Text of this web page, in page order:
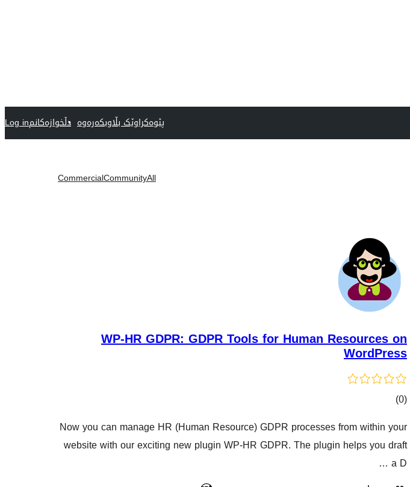
پێوەکراوێک بڵاوبکەرەوە دڵخوازەکانمLog in
All
Community
Commercial
WP-HR GDPR: GDPR Tools for Human Resources on
WordPress
(0 کۆی
هەڵسەنگاندنەکان
)
Now you can manage HR (Human Resource) GDPR processes from within your
website with our exciting new plugin WP-HR GDPR. The plugin helps you draft
a D …